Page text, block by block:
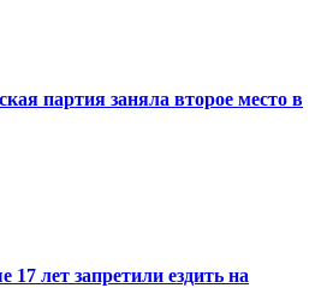
партия заняла второе место в
лет запретили ездить на